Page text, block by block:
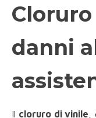
danni
Il cloruro di vinile